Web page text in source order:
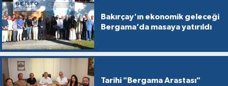
Bakırçay'ın ekonomik geleceği
Bergama’da masaya yatırıldı
Tarihi "Bergama Arastası"